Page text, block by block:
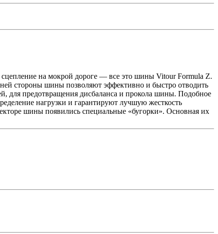
на мокрой дороге — все это шины Vitour Formula Z.
стороны шины позволяют эффективно и быстро отводить
для предотвращения дисбаланса и прокола шины. Подобное
нагрузки и гарантируют лучшую жесткость
шины появились специальные «бугорки». Основная их